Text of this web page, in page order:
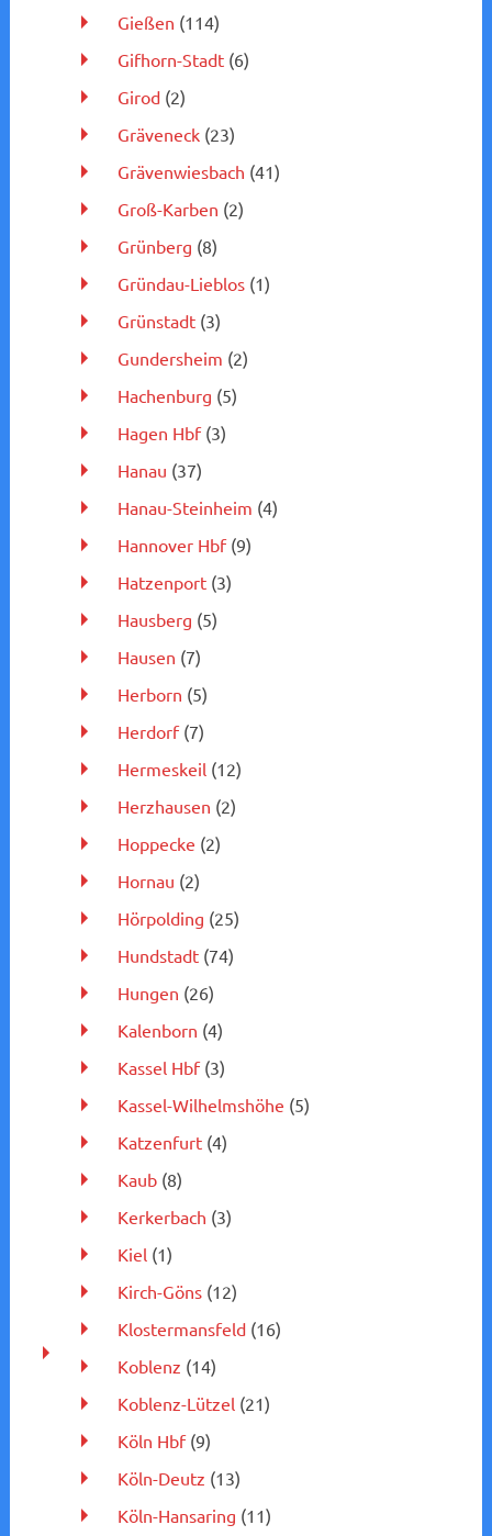
Gießen (114)
Gifhorn-Stadt(6)
Girod(2)
Gräveneck(23)
Grävenwiesbach (41)
Groß-Karben (2)
Grünberg (8)
Gründau-Lieblos(1)
Grünstadt(3)
Gundersheim (2)
Hachenburg (5)
Hagen Hbf(3)
Hanau (37)
Hanau-Steinheim (4)
Hannover Hbf(9)
Hatzenport(3)
Hausberg (5)
Hausen (7)
Herborn (5)
Herdorf(7)
Hermeskeil (12)
Herzhausen (2)
Hoppecke (2)
Hornau (2)
Hörpolding (25)
Hundstadt(74)
Hungen (26)
Kalenborn (4)
Kassel Hbf(3)
Kassel-Wilhelmshöhe (5)
Katzenfurt(4)
Kaub(8)
Kerkerbach (3)
Kiel (1)
Kirch-Göns(12)
Klostermansfeld(16)
Koblenz (14)
Koblenz-Lützel (21)
Köln Hbf(9)
Köln-Deutz (13)
Köln-Hansaring (11)